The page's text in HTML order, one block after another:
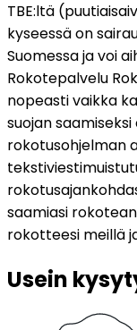
TBE:ltä
kyseessä on
Suomessa ja voi
Rokotepalvelu
nopeasti vaikka
suojan
rokotusohjelman
saamiasi
rokotteesi meillä
Usein